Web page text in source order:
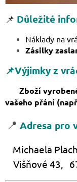
📌 Důležité
Náklady na
Zásilky
📌Výjimky z
Zboží vyrobené
vašeho přání
📍 Adresa pro
Michaela
Višňové 43,